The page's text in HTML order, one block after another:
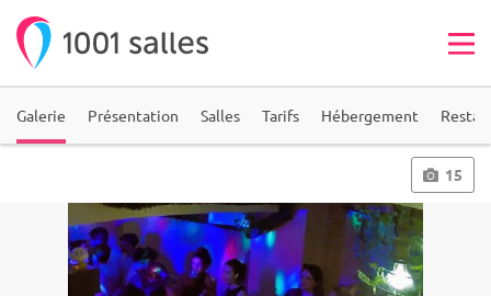
Galerie Présentation Salles Tarifs Hébergement
15